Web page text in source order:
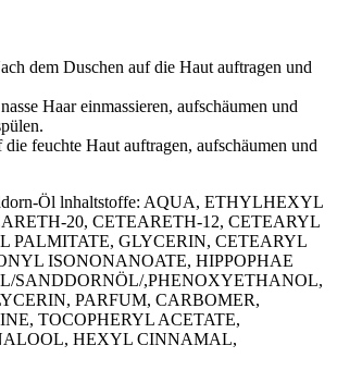
dem Duschen auf die Haut auftragen und
Haar einmassieren, aufschäumen und
feuchte Haut auftragen, aufschäumen und
Öl lnhaltstoffe: AQUA, ETHYLHEXYL
20, CETEARETH-12, CETEARYL
PALMITATE, GLYCERIN, CETEARYL
ISONONANOATE, HIPPOPHAE
SANDDORNÖL/,PHENOXYETHANOL,
PARFUM, CARBOMER,
TOCOPHERYL ACETATE,
HEXYL CINNAMAL,